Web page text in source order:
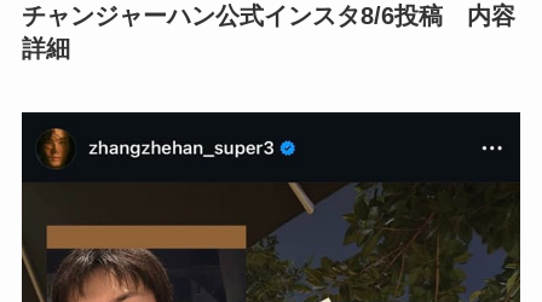
チャンジャーハン公式インスタ8/6投稿 内容
詳細